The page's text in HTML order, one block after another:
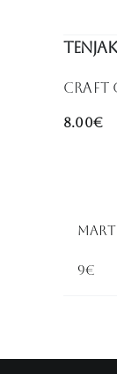
8.00€
Craft
9€